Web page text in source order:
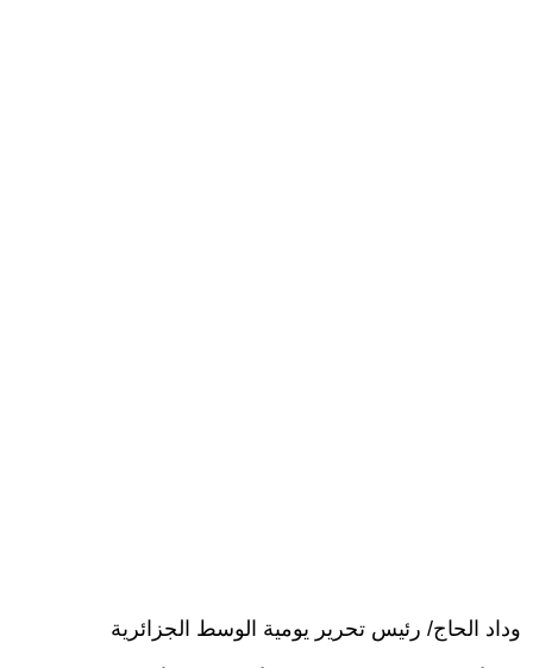
وداد الحاج/ رئيس تحرير يومية الوسط الجزائرية